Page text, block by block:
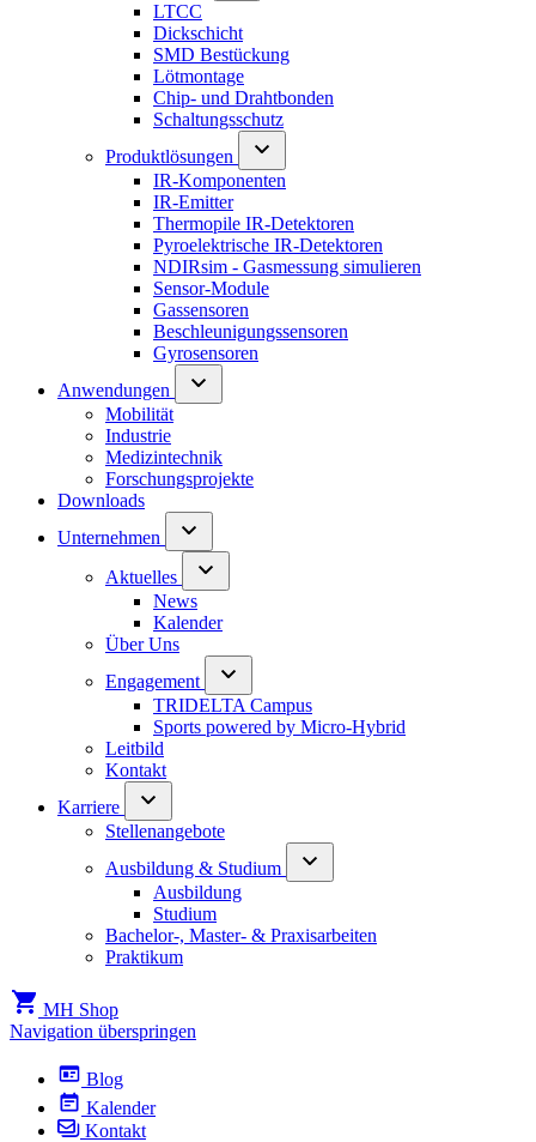
LTCC
Dickschicht
SMD Bestückung
Lötmontage
Chip- und Drahtbonden
Schaltungsschutz
Produktlösungen
IR-Komponenten
IR-Emitter
Thermopile IR-Detektoren
Pyroelektrische IR-Detektoren
NDIRsim - Gasmessung simulieren
Sensor-Module
Gassensoren
Beschleunigungssensoren
Gyrosensoren
Anwendungen
Mobilität
Industrie
Medizintechnik
Forschungsprojekte
Downloads
Unternehmen
Aktuelles
News
Kalender
Über Uns
Engagement
TRIDELTA Campus
Sports powered by Micro-Hybrid
Leitbild
Kontakt
Karriere
Stellenangebote
Ausbildung & Studium
Ausbildung
Studium
Bachelor-, Master- & Praxisarbeiten
Praktikum
MH Shop
Navigation überspringen
Blog
Kalender
Kontakt